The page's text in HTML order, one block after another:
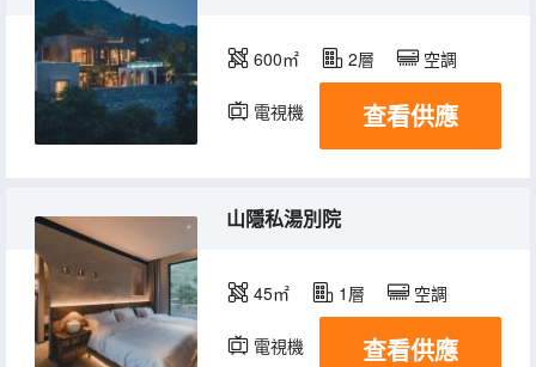
600㎡ 2層 空調
電視機 冰箱
查看供應
山隱私湯別院
45㎡ 1層 空調
電視機 查看供應